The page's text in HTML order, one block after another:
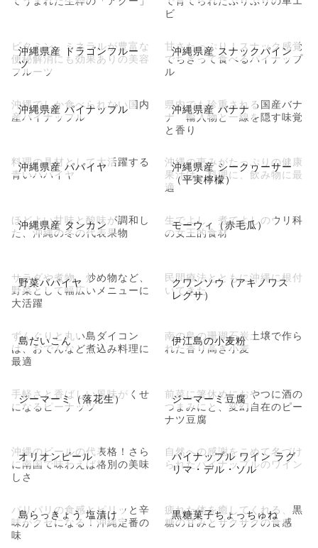
ビ
沖縄県産 ドラゴンフルー
ツ
ビタミン、ミネラルが豊富な
便秘解消にも効果ありの美容
フルーツ
沖縄県産 スナックパイン
甘さたっぷり！スナック感覚
でちぎって食べるパイナップ
ル
沖縄県産 パイナップル
沖縄でしか食べられない国内
産パイナップル
沖縄県産 バナナ
県内でも珍重される国産バナ
ナ 輸入物と一線を隠す味覚
と香り
沖縄県産 パパイヤ
料理の具材として大活躍する
青いパパイヤ
沖縄県産 シークヮーサー
（平実檸檬）
沖縄の恵みがたっぷりの健康
果汁は、料理に、飲み物に最
適
沖縄県産 タンカン
ほどよい甘味と酸味が調和し
た、沖縄の冬の代表果物
モーウィ（赤毛瓜）
生でよし、煮てよしのウリ科
の女王的食材
野菜パパイヤ
サラダや煮物、炒め物など、
野菜として幅広いメニューに
大活躍
クワンソウ（アキノワス
レグサ）
民間療法とともに沖縄に根付
いてきた
島だいこん
ずんぐりと丸い島ダイコン
は、おでんなど煮込み料理に
最適
伊江島の小麦粉
南の島の珊瑚石炭土壌で作ら
れた香り高き小麦
ジーマーミ（落花生）
手軽さと香ばしい風味がくせ
になるピーナッツ
ジーマーミ豆腐
前菜に箸休めにおやつに酒の
つまみにと、変幻自在のピー
ナツ豆腐
オリオンビール
沖縄のビールの代表格！さら
に南国で味わえば格別の美味
しさ
パイナップル ワイン ラグ
リマ・デル・ソル
自然への感謝をこめて名づけ
られたパイナップルのワイン
島らっきょう 塩漬け
パリパリの食感とピリッと辛
味がクセになる！沖縄定番の
味
黒糖菓子ちょっちゅね
疲れた体を癒してくれる、黒
糖の甘みとサクサクの食感